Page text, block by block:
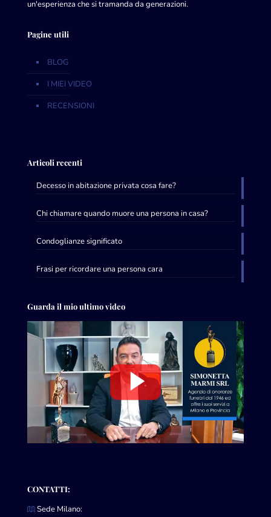
un'esperienza che si tramanda da generazioni.
Pagine utili
BLOG
I MIEI VIDEO
RECENSIONI
Articoli recenti
Decesso in abitazione privata cosa fare?
Chi chiamare quando muore una persona in casa?
Condoglianze significato
Frasi per ricordare una persona cara
Guarda il mio ultimo video
CONTATTI:
Sede Milano: